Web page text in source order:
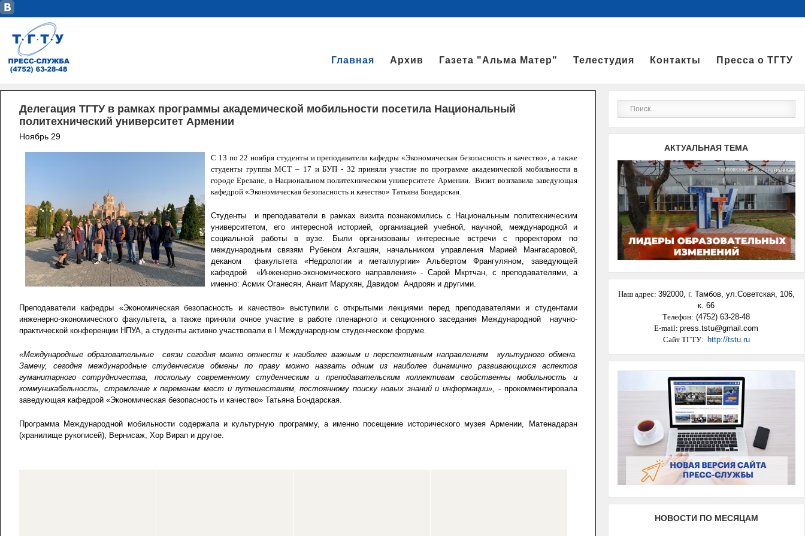
Главная Архив Газета "Альма Матер" Телестудия Контакты Пресса о ТГТУ
Делегация ТГТУ в рамках программы академической мобильности посетила Национальный
политехнический университет Армении
Ноябрь 29
С 13 по 22 ноября студенты и преподаватели кафедры «Экономическая безопасность и качество», а также
студенты группы МСТ – 17 и БУП - 32 приняли участие по программе академической мобильности в
городе Ереване, в Национальном политехническом университете Армении. Визит возглавила заведующая
кафедрой «Экономическая безопасность и качество» Татьяна Бондарская.
Студенты и преподаватели в рамках визита познакомились с Национальным политехническим
университетом, его интересной историей, организацией учебной, научной, международной и
социальной работы в вузе. Были организованы интересные встречи с проректором по
международным связям Рубеном Ахгашян, начальником управления Марией Мангасаровой,
деканом факультета «Недрологии и металлургии» Альбертом Франгуляном, заведующей
кафедрой «Инженерно-экономического направления» - Сарой Мкртчан, с преподавателями, а
именно: Асмик Оганесян, Анаит Марухян, Давидом Андроян и другими.
Преподаватели кафедры «Экономическая безопасность и качество» выступили с открытыми лекциями перед преподавателями и студентами
инженерно-экономического факультета, а также приняли очное участие в работе пленарного и секционного заседания Международной научно-
практической конференции НПУА, а студенты активно участвовали в I Международном студенческом форуме.
«Международные образовательные связи сегодня можно отнести к наиболее важным и перспективным направлениям культурного обмена.
Замечу, сегодня международные студенческие обмены по праву можно назвать одним из наиболее динамично развивающихся аспектов
гуманитарного сотрудничества, поскольку современному студенческим и преподавательским коллективам свойственны мобильность и
коммуникабельность, стремление к переменам мест и путешествиям, постоянному поиску новых знаний и информации», - прокомментировала
заведующая кафедрой «Экономическая безопасность и качество» Татьяна Бондарская.
Программа Международной мобильности содержала и культурную программу, а именно посещение исторического музея Армении, Матенадаран
(хранилище рукописей), Вернисаж, Хор Вирап и другое.
АКТУАЛЬНАЯ ТЕМА
Наш адрес: 392000, г. Тамбов, ул.Советская, 106,
к. 66
Телефон: (4752) 63-28-48
E-mail:press.tstu@gmail.com
Сайт ТГТУ: http://tstu.ru
НОВОСТИ ПО МЕСЯЦАМ